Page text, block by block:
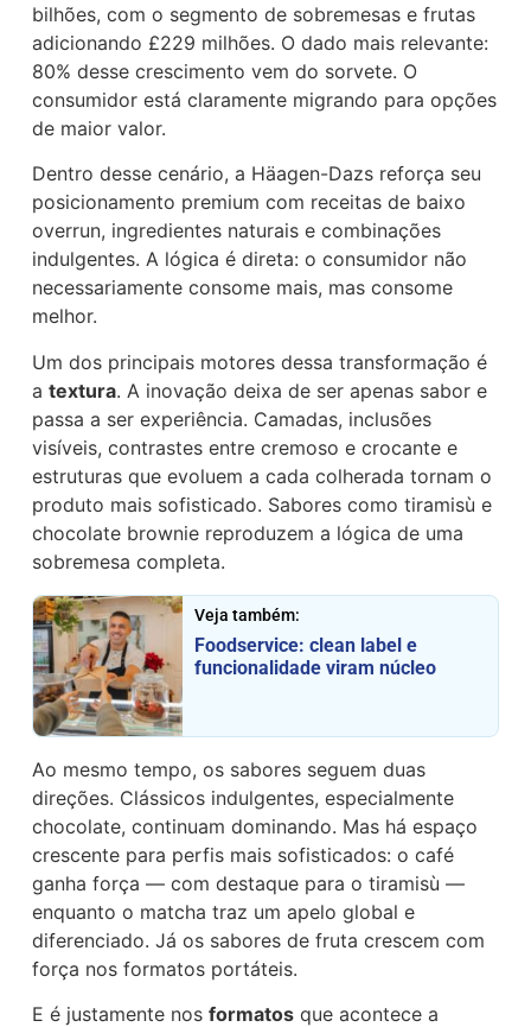
bilhões, com o segmento de sobremesas e frutas
adicionando £229 milhões. O dado mais relevante:
80% desse crescimento vem do sorvete. O
consumidor está claramente migrando para opções
de maior valor.
Dentro desse cenário, a Häagen-Dazs reforça seu
posicionamento premium com receitas de baixo
overrun, ingredientes naturais e combinações
indulgentes. A lógica é direta: o consumidor não
necessariamente consome mais, mas consome
melhor.
Um dos principais motores dessa transformação é
atextura. A inovação deixa de ser apenas sabor e
passa a ser experiência. Camadas, inclusões
visíveis, contrastes entre cremoso e crocante e
estruturas que evoluem a cada colherada tornam o
produto mais sofisticado. Sabores como tiramisù e
chocolate brownie reproduzem a lógica de uma
sobremesa completa.
Veja também:
Foodservice: clean label e
funcionalidade viram núcleo
Ao mesmo tempo, os sabores seguem duas
direções. Clássicos indulgentes, especialmente
chocolate, continuam dominando. Mas há espaço
crescente para perfis mais sofisticados: o café
ganha força — com destaque para o tiramisù —
enquanto o matcha traz um apelo global e
diferenciado. Já os sabores de fruta crescem com
força nos formatos portáteis.
E é justamente nosformatos que acontece a